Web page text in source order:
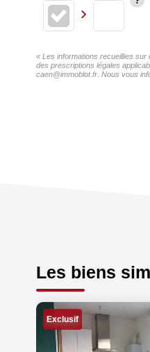
« Les informations recueillies
des prescriptions légales
caen@immoblot.fr. Nous vous
Les biens
Exclusif